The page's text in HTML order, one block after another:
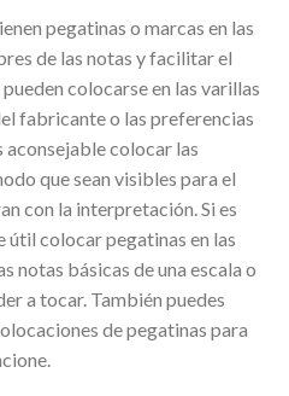
pegatinas o marcas en las
de las notas y facilitar el
colocarse en las varillas
fabricante o las preferencias
aconsejable colocar las
que sean visibles para el
con la interpretación. Si es
colocar pegatinas en las
notas básicas de una escala o
a tocar. También puedes
de pegatinas para